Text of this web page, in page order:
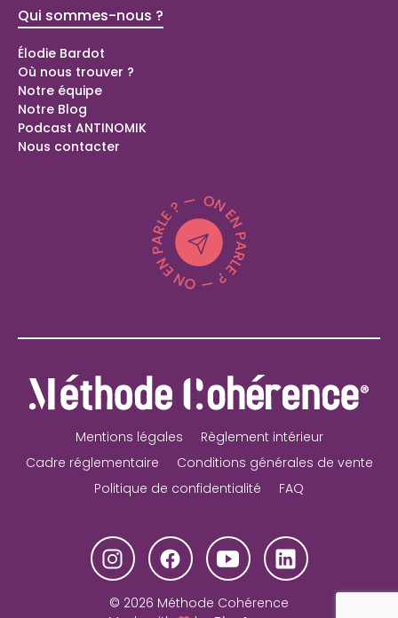
Qui sommes-nous ?
Élodie Bardot
Où nous trouver ?
Notre équipe
Notre Blog
Podcast ANTINOMIK
Nous contacter
Bilans de
Bilan de compétences Domont (95)
Bilan de compétences Langolen (29)
Bilan de compétences Peillonnex (74)
Coaching spécial parents
Mentions légales
Règlement intérieur
Cadre réglementaire
Conditions générales de vente
Politique de confidentialité
FAQ
© 2026 Méthode Cohérence